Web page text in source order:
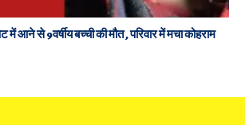
से 9वर्षीय बच्ची की मौत , परिवार में मचा कोहराम